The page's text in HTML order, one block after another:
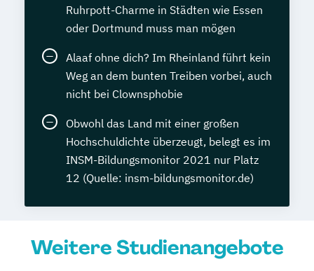
Ruhrpott-Charme in Städten wie Essen
oder Dortmund muss man mögen
Alaaf ohne dich? Im Rheinland führt kein
Weg an dem bunten Treiben vorbei, auch
nicht bei Clownsphobie
Obwohl das Land mit einer großen
Hochschuldichte überzeugt, belegt es im
INSM-Bildungsmonitor 2021 nur Platz
12 (Quelle: insm-bildungsmonitor.de)
Weitere Studienangebote